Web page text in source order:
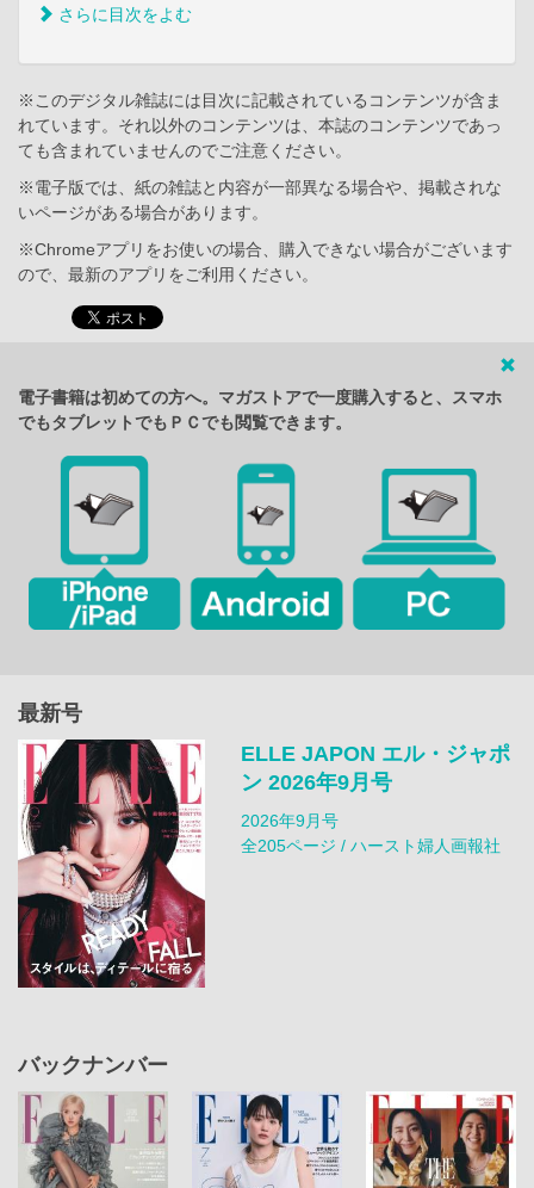
さらに目次をよむ
※このデジタル雑誌には目次に記載されているコンテンツが含ま
れています。それ以外のコンテンツは、本誌のコンテンツであっ
ても含まれていませんのでご注意ください。
※電子版では、紙の雑誌と内容が一部異なる場合や、掲載されな
いページがある場合があります。
※Chromeアプリをお使いの場合、購入できない場合がございます
ので、最新のアプリをご利用ください。
電子書籍は初めての方へ。マガストアで一度購入すると、スマホ
でもタブレットでもＰＣでも閲覧できます。
最新号
ELLE JAPON エル・ジャポ
ン 2026年9月号
2026年9月号
全205ページ / ハースト婦人画報社
バックナンバー